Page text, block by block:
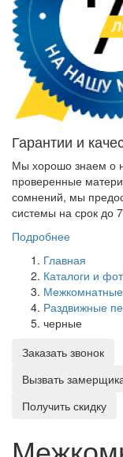
Гарантии и
Мы хорошо знаем о
проверенные
сомнений, мы
системы на срок до
Подробнее
Главная
Каталоги и
Раздвижные
черные
Заказать звонок
Вызвать
Получить скидку